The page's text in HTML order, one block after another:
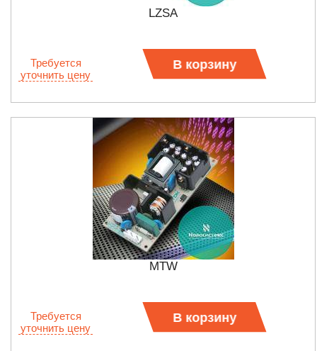
LZSA
Требуется
уточнить цену
В корзину
MTW
Требуется
уточнить цену
В корзину